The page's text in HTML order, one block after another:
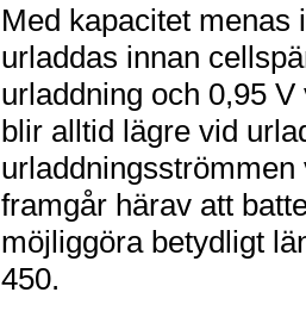
Med kapacitet menas
urladdas innan
urladdning och 0,95
blir alltid lägre vid
framgår härav att
möjliggöra betydligt
450.